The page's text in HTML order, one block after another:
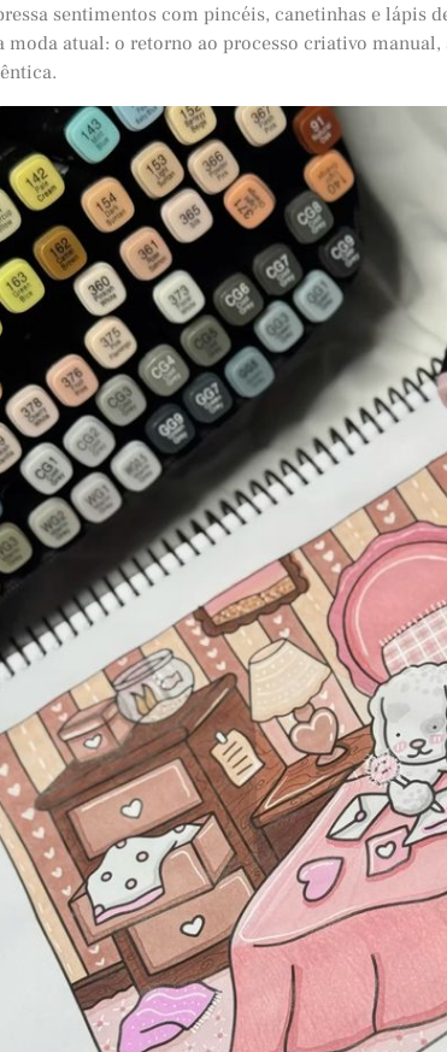
sentimentos com pincéis, canetinhas e lápis
moda atual: o retorno ao processo criativo